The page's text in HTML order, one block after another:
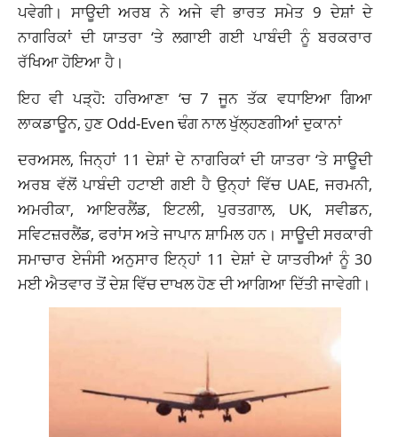
ਪਵੇਗੀ। ਸਾਊਦੀ ਅਰਬ ਨੇ ਅਜੇ ਵੀ ਭਾਰਤ ਸਮੇਤ 9 ਦੇਸ਼ਾਂ ਦੇ
ਨਾਗਰਿਕਾਂ ਦੀ ਯਾਤਰਾ ‘ਤੇ ਲਗਾਈ ਗਈ ਪਾਬੰਦੀ ਨੂੰ ਬਰਕਰਾਰ
ਰੱਖਿਆ ਹੋਇਆ ਹੈ।
ਇਹ ਵੀ ਪੜ੍ਹੋ: ਹਰਿਆਣਾ ‘ਚ 7 ਜੂਨ ਤੱਕ ਵਧਾਇਆ ਗਿਆ
ਲਾਕਡਾਊਨ, ਹੁਣ Odd-Even ਢੰਗ ਨਾਲ ਖੁੱਲ੍ਹਣਗੀਆਂ ਦੁਕਾਨਾਂ
ਦਰਅਸਲ, ਜਿਨ੍ਹਾਂ 11 ਦੇਸ਼ਾਂ ਦੇ ਨਾਗਰਿਕਾਂ ਦੀ ਯਾਤਰਾ ‘ਤੇ ਸਾਊਦੀ
ਅਰਬ ਵੱਲੋਂ ਪਾਬੰਦੀ ਹਟਾਈ ਗਈ ਹੈ ਉਨ੍ਹਾਂ ਵਿੱਚ UAE, ਜਰਮਨੀ,
ਅਮਰੀਕਾ, ਆਇਰਲੈਂਡ, ਇਟਲੀ, ਪੁਰਤਗਾਲ, UK, ਸਵੀਡਨ,
ਸਵਿਟਜ਼ਰਲੈਂਡ, ਫਰਾਂਸ ਅਤੇ ਜਾਪਾਨ ਸ਼ਾਮਿਲ ਹਨ। ਸਾਊਦੀ ਸਰਕਾਰੀ
ਸਮਾਚਾਰ ਏਜੰਸੀ ਅਨੁਸਾਰ ਇਨ੍ਹਾਂ 11 ਦੇਸ਼ਾਂ ਦੇ ਯਾਤਰੀਆਂ ਨੂੰ 30
ਮਈ ਐਤਵਾਰ ਤੋਂ ਦੇਸ਼ ਵਿੱਚ ਦਾਖਲ ਹੋਣ ਦੀ ਆਗਿਆ ਦਿੱਤੀ ਜਾਵੇਗੀ।